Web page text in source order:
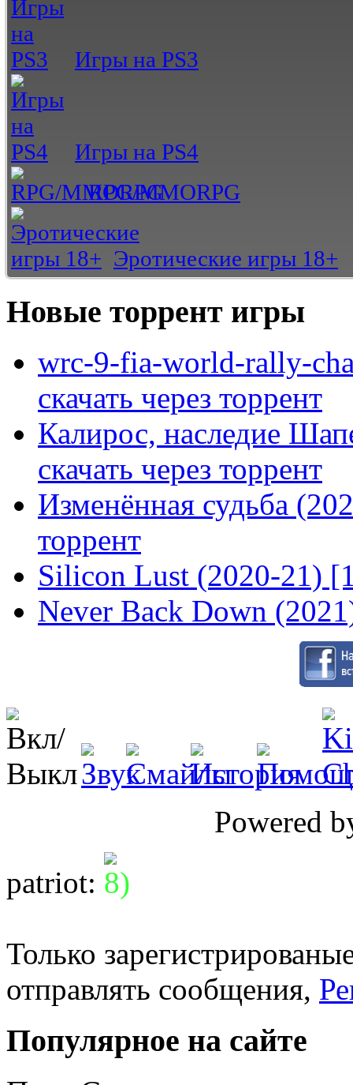
Игры на PS3
Игры на PS4
RPG/MMORPG
Эротические игры 18+
Новые торрент игры
wrc-9-fia-world-rally-
скачать через торрент
Калирос, наследие
скачать через торрент
Изменённая судьба
торрент
Silicon Lust (2020-21)
Never Back Down
Powered
patriot:
Только
отправлять сообщения,
Популярное на сайте